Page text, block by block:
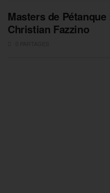
Masters de
Christian Fazzino